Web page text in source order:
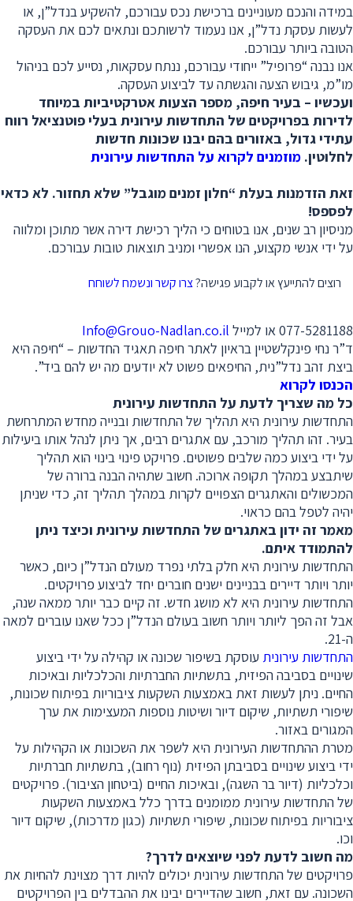
במידה והנכם מעוניינים ברכישת נכס עבורכם, להשקיע בנדל”ן, או
לעשות עסקת נדל”ן, אנו נעמוד לרשותכם ונתאים לכם את העסקה
הטובה ביותר עבורכם.
​אנו נבנה “פרופיל” ייחודי עבורכם, ננתח עסקאות, נסייע לכם בניהול
מו”מ, גיבוש הצעה והגשתה עד לביצוע העסקה.
ועכשיו – בעיר חיפה, מספר הצעות אטרקטיביות במיוחד
לדירות בפרויקטים של התחדשות עירונית בעלי פוטנציאל רווח
עתידי גדול, באזורים בהם יבנו שכונות חדשות
לחלוטין. מוזמנים לקרוא על התחדשות עירונית
זאת הזדמנות בעלת “חלון זמנים מוגבל” שלא תחזור. לא כדאי
לפספס!
מניסיון רב שנים, אנו בטוחים כי הליך רכישת דירה אשר מתוכן ומלווה
על ידי אנשי מקצוע, הנו אפשרי ומניב תוצאות טובות עבורכם.
רוצים להתייעץ או לקבוע פגישה?צרו קשר ונשמח לשוחח
077-5281188 או למייל
Info@Grouo-Nadlan.co.il
ד”ר נחי פינקלשטיין בראיון לאתר חיפה תאגיד החדשות – “חיפה היא
ביצת זהב נדל”נית, החיפאים פשוט לא יודעים מה יש להם ביד”.
הכנסו לקרוא
כל מה שצריך לדעת על התחדשות עירונית
התחדשות עירונית היא תהליך של התחדשות ובנייה מחדש המתרחשת
בעיר. זהו תהליך מורכב, עם אתגרים רבים, אך ניתן לנהל אותו ביעילות
על ידי ביצוע כמה שלבים פשוטים. פרויקט פינוי בינוי הוא תהליך
שיתבצע במהלך תקופה ארוכה. חשוב שתהיה הבנה ברורה של
המכשולים והאתגרים הצפויים לקרות במהלך תהליך זה, כדי שניתן
יהיה לטפל בהם כראוי.
מאמר זה ידון באתגרים של התחדשות עירונית וכיצד ניתן
להתמודד איתם.
התחדשות עירונית היא חלק בלתי נפרד מעולם הנדל”ן כיום, כאשר
יותר ויותר דיירים בבניינים ישנים חוברים יחד לביצוע פרויקטים.
התחדשות עירונית היא לא מושג חדש. זה קיים כבר יותר ממאה שנה,
אבל זה הפך ליותר ויותר חשוב בעולם הנדל”ן ככל שאנו עוברים למאה
ה-21.
התחדשות עירונית עוסקת בשיפור שכונה או קהילה על ידי ביצוע
שינויים בסביבה הפיזית, בתשתיות החברתיות והכלכליות ובאיכות
החיים. ניתן לעשות זאת באמצעות השקעות ציבוריות בפיתוח שכונות,
שיפורי תשתיות, שיקום דיור ושיטות נוספות המעצימות את ערך
המגורים באזור.
מטרת ההתחדשות העירונית היא לשפר את השכונות או הקהילות על
ידי ביצוע שינויים בסביבתן הפיזית (נוף רחוב), בתשתיות חברתיות
וכלכליות (דיור בר השגה), ובאיכות החיים (ביטחון הציבור). פרויקטים
של התחדשות עירונית ממומנים בדרך כלל באמצעות השקעות
ציבוריות בפיתוח שכונות, שיפורי תשתיות (כגון מדרכות), שיקום דיור
וכו.
מה חשוב לדעת לפני שיוצאים לדרך?
פרויקטים של התחדשות עירונית יכולים להיות דרך מצוינת להחיות את
השכונה. עם זאת, חשוב שהדיירים יבינו את ההבדלים בין הפרויקטים